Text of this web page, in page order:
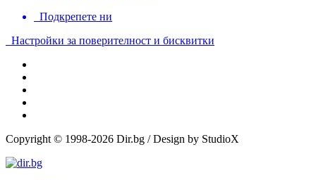
Подкрепете ни
Настройки за поверителност и бисквитки
Copyright © 1998-2026 Dir.bg / Design by StudioX